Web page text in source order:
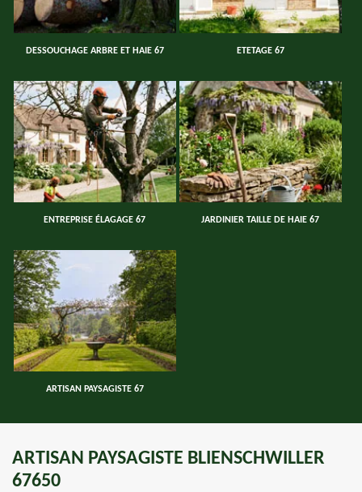
DESSOUCHAGE ARBRE ET HAIE 67 ETETAGE 67
ENTREPRISE ÉLAGAGE 67 JARDINIER TAILLE DE HAIE 67
ARTISAN PAYSAGISTE 67
ARTISAN PAYSAGISTE BLIENSCHWILLER
67650